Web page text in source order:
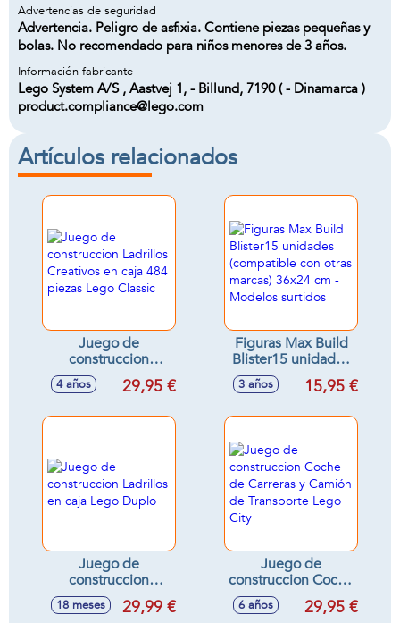
Advertencias de seguridad
Advertencia. Peligro de asfixia. Contiene piezas pequeñas y
bolas. No recomendado para niños menores de 3 años.
Información fabricante
Lego System A/S , Aastvej 1, - Billund, 7190 ( - Dinamarca )
product.compliance@lego.com
Artículos relacionados
Juego de
construccion
Ladrillos Creativos
en caja 484 piezas
4 años 29,95 €
Figuras Max Build
Blister15 unidades
(compatible con
otras marcas) 36x24
3 años 15,95 €
Juego de
construccion
Ladrillos en caja
Lego Duplo
18 meses 29,99 €
Juego de
construccion Coche
de Carreras y
Camión de
6 años 29,95 €